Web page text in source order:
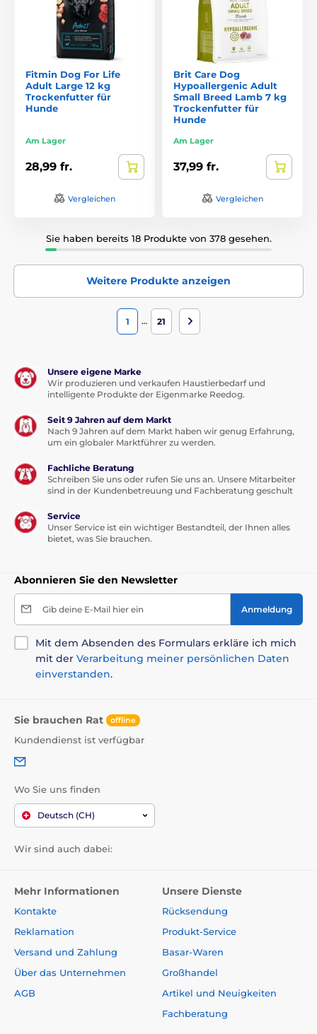
Fitmin Dog For Life
Adult Large 12 kg
Trockenfutter für
Hunde
Am Lager
28,99 fr.
Vergleichen
Brit Care Dog
Hypoallergenic Adult
Small Breed Lamb 7 kg
Trockenfutter für
Hunde
Am Lager
37,99 fr.
Vergleichen
Sie haben bereits 18 Produkte von 378 gesehen.
Weitere Produkte anzeigen
1 … 21
Unsere eigene Marke
Wir produzieren und verkaufen Haustierbedarf und
intelligente Produkte der Eigenmarke Reedog.
Seit 9 Jahren auf dem Markt
Nach 9 Jahren auf dem Markt haben wir genug Erfahrung,
um ein globaler Marktführer zu werden.
Fachliche Beratung
Schreiben Sie uns oder rufen Sie uns an. Unsere Mitarbeiter
sind in der Kundenbetreuung und Fachberatung geschult
Service
Unser Service ist ein wichtiger Bestandteil, der Ihnen alles
bietet, was Sie brauchen.
Abonnieren Sie den Newsletter
Gib deine E-Mail hier ein Anmeldung
Mit dem Absenden des Formulars erkläre ich mich
mit der Verarbeitung meiner persönlichen Daten
einverstanden.
Sie brauchen Rat offline
Kundendienst ist verfügbar
Wo Sie uns finden
Deutsch (CH)
Wir sind auch dabei:
Mehr Informationen
Kontakte
Reklamation
Versand und Zahlung
Über das Unternehmen
AGB
Unsere Dienste
Rücksendung
Produkt-Service
Basar-Waren
Großhandel
Artikel und Neuigkeiten
Fachberatung